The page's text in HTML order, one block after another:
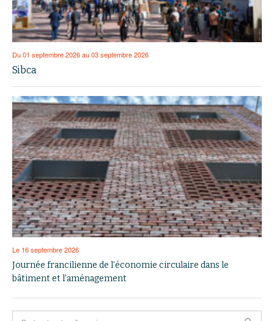
Du 01 septembre 2026 au 03 septembre 2026
Sibca
Le 16 septembre 2026
Journée francilienne de l’économie circulaire dans le
bâtiment et l’aménagement